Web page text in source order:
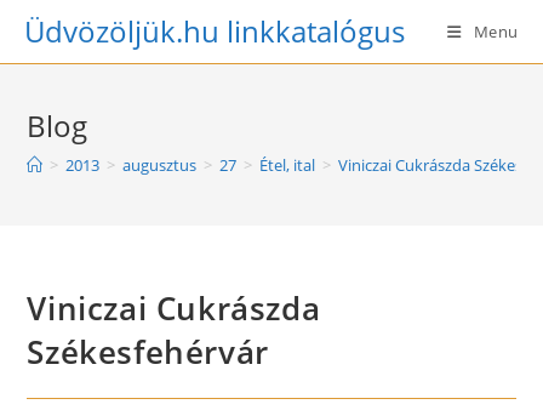
SkipÜdvözöljük.hu linkkatalógus Menu
Blog
> 2013 > augusztus > 27 > Étel, ital > Viniczai Cukrászda
Viniczai Cukrászda
Székesfehérvár